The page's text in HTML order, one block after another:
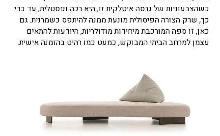
כשהצבעוניות של גרסה איטלקית זו, היא רכה ופסטלית, עד כדי
כך, שרק הצורה הפיסולית מונעת ממנה להיתפס כשמרנית. גם
כאן, זו ספה המורכבת מיחידות מודולריות, היודעות להתאים
עצמן למרחב הביתי המבוקש, כמעט כמו רהיט בהזמנה אישית.